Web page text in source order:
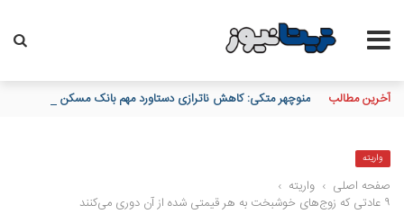
آخرین مطالب منوچهر متکی: کاهش ناترازی دستاورد مهم بانک مسکن در
واریته
صفحه اصلی › واریته ›
۹ عادتی که زوج‌های خوشبخت به هر قیمتی شده از آن دوری می‌‌کنند